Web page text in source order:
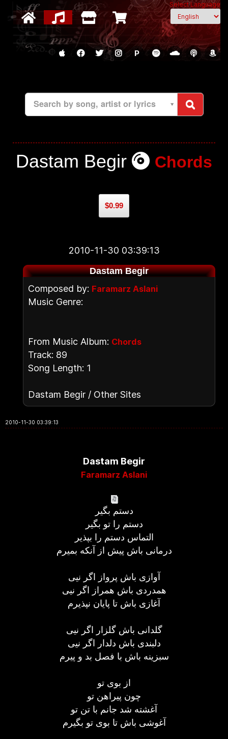
Select Language
P
Search by song, artist or lyrics
Dastam Begir Chords
$0.99
2010-11-30 03:39:13
Dastam Begir
Composed by: Faramarz Aslani
Music Genre:
From Music Album: Chords
Track: 89
Song Length: 1
Dastam Begir / Other Sites
2010-11-30 03:39:13
Dastam Begir
Faramarz Aslani
دستم بگیر
دستم را تو بگیر
التماس دستم را بپذیر
درمانی باش پیش از آنکه بمیرم
آوازی باش پرواز اگر نیی
همدردی باش همراز اگر نیی
آغازی باش تا پایان نپذیرم
گلدانی باش گلزار اگر نیی
دلبندی باش دلدار اگر نیی
سبزینه باش با فصل بد و پیرم
از بوی تو
چون پیراهن تو
آغشته شد جانم با تن تو
آغوشی باش تا بوی تو بگیرم